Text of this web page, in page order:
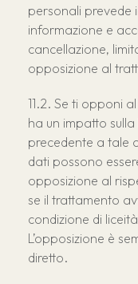
personali prevede
informazione e
cancellazione,
opposizione al
Se ti opponi
ha un impatto
precedente a tale
dati possono
opposizione al
se il trattamento
condizione di
L’opposizione è
diretto.